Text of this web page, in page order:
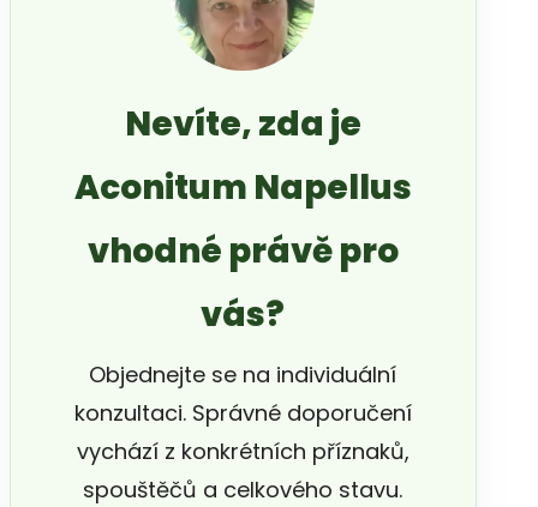
Nevíte, zda je
Aconitum Napellus
vhodné právě pro
vás?
Objednejte se na individuální
konzultaci. Správné doporučení
vychází z konkrétních příznaků,
spouštěčů a celkového stavu.